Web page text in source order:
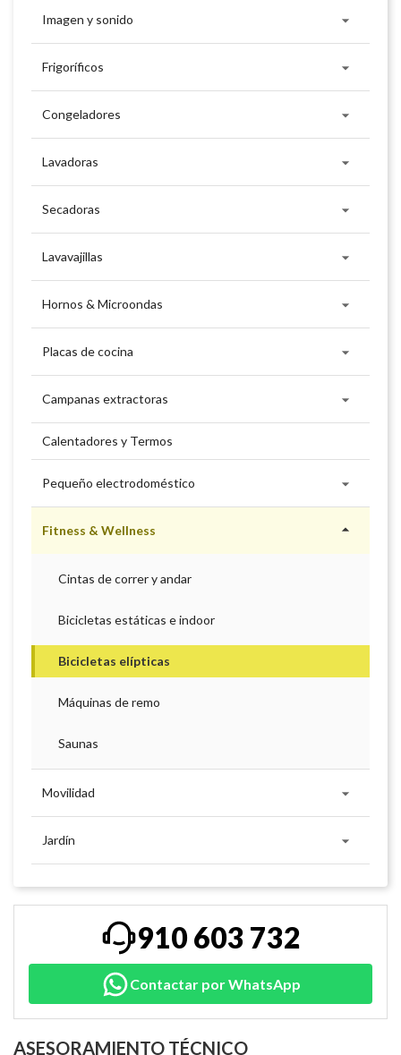
Imagen y sonido 
Frigoríficos 
Congeladores 
Lavadoras 
Secadoras 
Lavavajillas 
Hornos & Microondas 
Placas de cocina 
Campanas extractoras 
Calentadores y Termos
Pequeño electrodoméstico 
Fitness & Wellness 
Cintas de correr y andar
Bicicletas estáticas e indoor
Bicicletas elípticas
Máquinas de remo
Saunas
Movilidad 
Jardín 
910 603 732
Contactar por WhatsApp
ASESORAMIENTO TÉCNICO